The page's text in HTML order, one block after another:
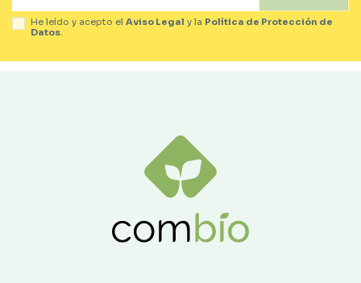
He leído y acepto el Aviso Legal y la Política de Protección de
Datos.